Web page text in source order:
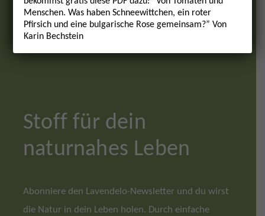
Stoff für dein
naturnahes Leben
Abonniere den Lavendelo-Newsletter und du wirst
die Natur in dein Leben holen. Durch einfache
Menschen. Was haben Schneewittchen, ein roter
Pfirsich und eine bulgarische Rose gemeinsam?” Von
Karin Bechstein